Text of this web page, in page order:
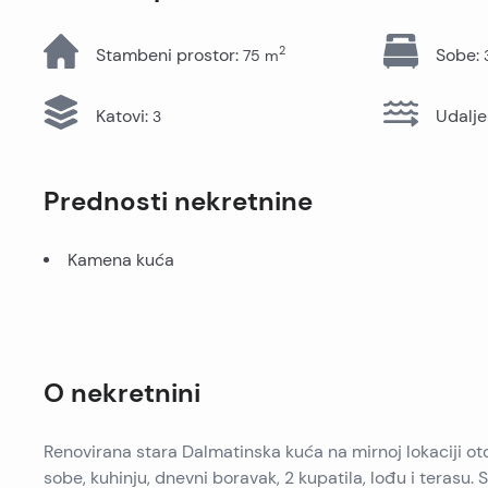
Stambeni prostor: 75 m2 Sobe:
Katovi: 3
Prednosti nekretnine
Kamena kuća
O nekretnini
Renovirana stara Dalmatinska kuća na mirnoj lokaciji
sobe, kuhinju, dnevni boravak, 2 kupatila, lođu i